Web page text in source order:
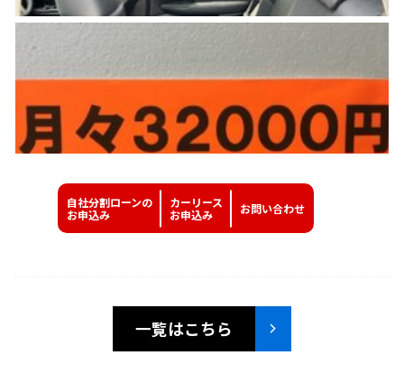
自社分割ローンの
お申込み
カーリース
お申込み
お問い合わせ
一覧はこちら